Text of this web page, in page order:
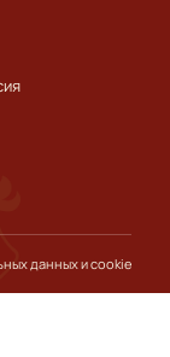
данных и cookie